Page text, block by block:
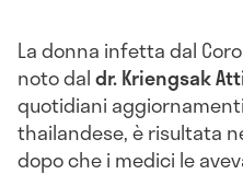
La donna infetta dal
noto daldr. Kriengsak
quotidiani
thailandese, è risultata
dopo che i medici le